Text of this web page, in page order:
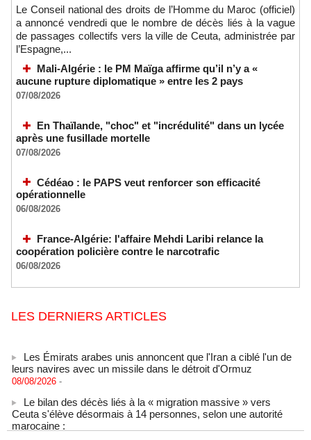
Le Conseil national des droits de l’Homme du Maroc (officiel)
a annoncé vendredi que le nombre de décès liés à la vague
de passages collectifs vers la ville de Ceuta, administrée par
l’Espagne,...
Mali-Algérie : le PM Maïga affirme qu’il n’y a «
aucune rupture diplomatique » entre les 2 pays
07/08/2026
En Thaïlande, "choc" et "incrédulité" dans un lycée
après une fusillade mortelle
07/08/2026
Cédéao : le PAPS veut renforcer son efficacité
opérationnelle
06/08/2026
France-Algérie: l'affaire Mehdi Laribi relance la
coopération policière contre le narcotrafic
06/08/2026
LES DERNIERS ARTICLES
leurs navires avec un missile dans le détroit d'Ormuz
08/08/2026 -
Ceuta s'élève désormais à 14 personnes, selon une autorité
marocaine :
08/08/2026 -